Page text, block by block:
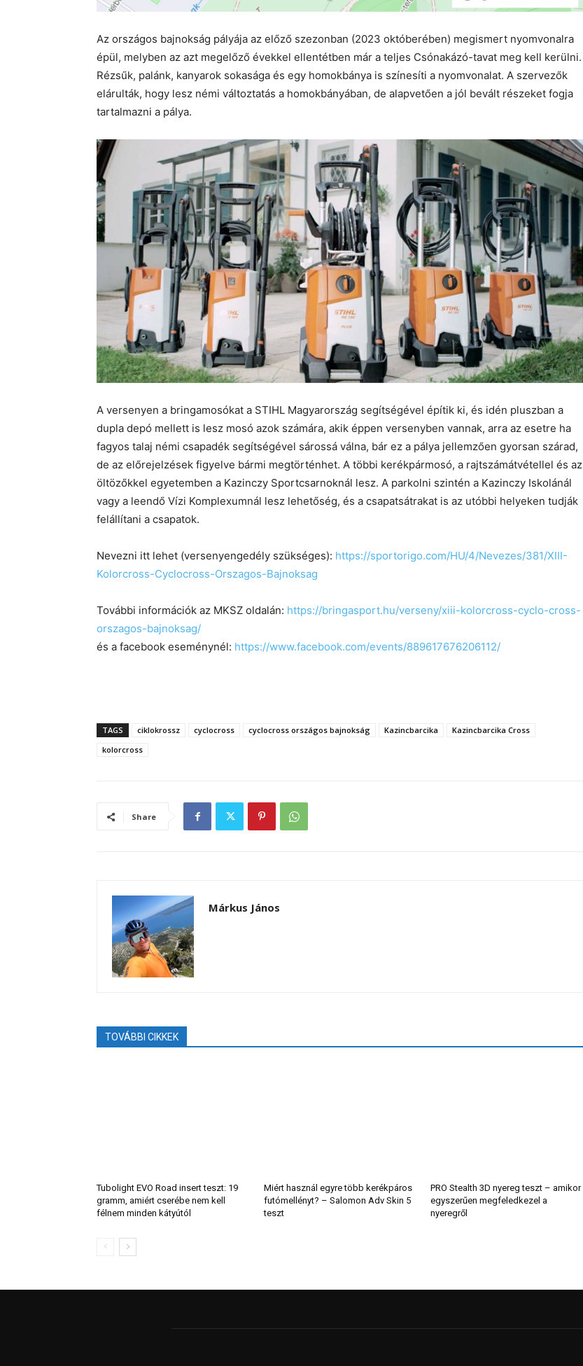
Az országos bajnokság pályája az előző szezonban (2023 októberében) megismert nyomvonalra
épül, melyben az azt megelőző évekkel ellentétben már a teljes Csónakázó-tavat meg kell kerülni.
Rézsűk, palánk, kanyarok sokasága és egy homokbánya is színesíti a nyomvonalat. A szervezők
elárulták, hogy lesz némi változtatás a homokbányában, de alapvetően a jól bevált részeket fogja
tartalmazni a pálya.
A versenyen a bringamosókat a STIHL Magyarország segítségével építik ki, és idén pluszban a
dupla depó mellett is lesz mosó azok számára, akik éppen versenyben vannak, arra az esetre ha
fagyos talaj némi csapadék segítségével sárossá válna, bár ez a pálya jellemzően gyorsan szárad,
de az előrejelzések figyelve bármi megtörténhet. A többi kerékpármosó, a rajtszámátvétellel és az
öltözőkkel egyetemben a Kazinczy Sportcsarnoknál lesz. A parkolni szintén a Kazinczy Iskolánál
vagy a leendő Vízi Komplexumnál lesz lehetőség, és a csapatsátrakat is az utóbbi helyeken tudják
felállítani a csapatok.
Nevezni itt lehet (versenyengedély szükséges): https://sportorigo.com/HU/4/Nevezes/381/XIII-
Kolorcross-Cyclocross-Orszagos-Bajnoksag
További információk az MKSZ oldalán: https://bringasport.hu/verseny/xiii-kolorcross-cyclo-cross-
orszagos-bajnoksag/
és a facebook eseménynél: https://www.facebook.com/events/889617676206112/
TAGS ciklokrossz cyclocross cyclocross országos bajnokság Kazincbarcika
Kazincbarcika Cross
kolorcross
Share
Márkus János
TOVÁBBI CIKKEK
Tubolight EVO Road insert teszt: 19
gramm, amiért cserébe nem kell
félnem minden kátyútól
Miért használ egyre több kerékpáros
futómellényt? – Salomon Adv Skin 5
teszt
PRO Stealth 3D nyereg teszt – amikor
egyszerűen megfeledkezel a
nyeregről